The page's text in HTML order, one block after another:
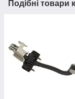
Подібні товари